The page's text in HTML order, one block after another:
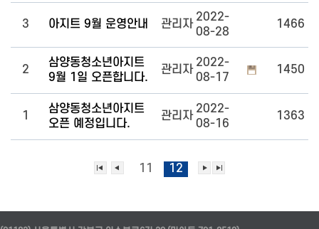
3 아지트 9월 운영안내 관리자
2022-
08-28
1466
2
삼양동청소년아지트
9월 1일 오픈합니다.
관리자
2022-
08-17
1450
1
삼양동청소년아지트
오픈 예정입니다.
관리자
2022-
08-16
1363
11 12